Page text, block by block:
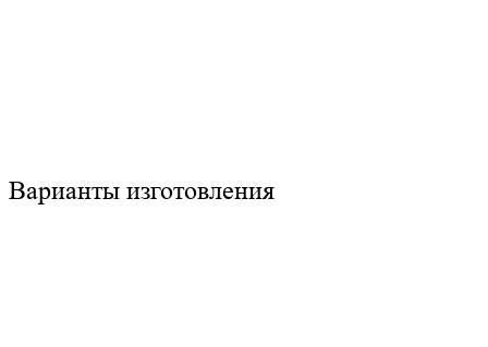
Варианты изготовления